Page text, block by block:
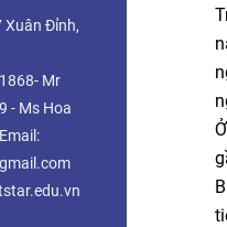
Xuân Đỉnh,
Mr
- Ms Hoa